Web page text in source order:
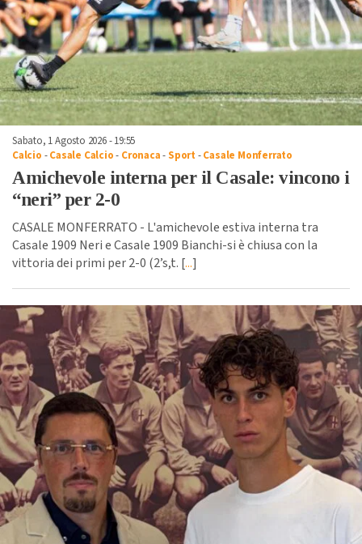
Sabato, 1 Agosto 2026 - 19:55
Calcio -Casale Calcio- Cronaca-Sport -Casale Monferrato
Amichevole interna per il Casale: vincono i
“neri” per 2-0
CASALE MONFERRATO - L'amichevole estiva interna tra
Casale 1909 Neri e Casale 1909 Bianchi-si è chiusa con la
vittoria dei primi per 2-0 (2’s,t. [...]